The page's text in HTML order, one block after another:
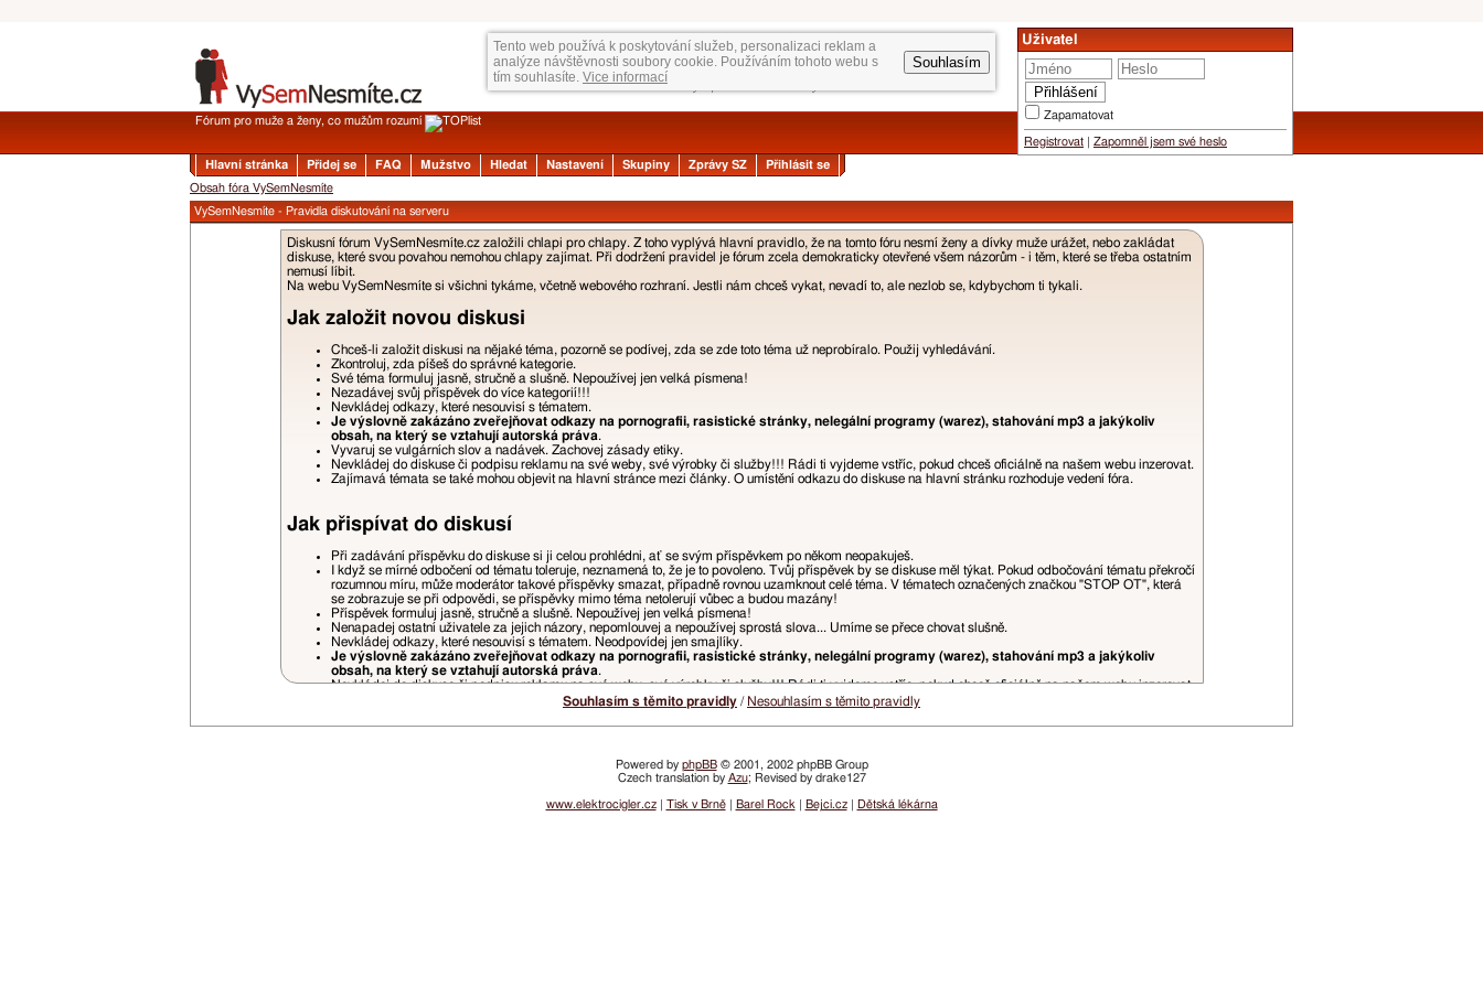
Tento web používá k poskytování služeb, personalizaci reklam a
analýze návštěvnosti soubory cookie. Používáním tohoto webu s
tím souhlasíte. Vice informací
Souhlasím
Uživatel
Zapamatovat
Registrovat Zapomněl jsem své heslo
Fórum pro muže a ženy, co mužům rozumí
Hlavní stránka Přidej se FAQ Mužstvo Hledat Nastavení Skupiny Zprávy SZ
Přihlásit se
Obsah fóra VySemNesmíte
VySemNesmíte - Pravidla diskutování na serveru
Diskusní fórum VySemNesmíte.cz založili chlapi pro chlapy. Z toho vyplývá hlavní pravidlo, že na tomto fóru nesmí ženy a dívky muže urážet, nebo zakládat
diskuse, které svou povahou nemohou chlapy zajímat. Při dodržení pravidel je fórum zcela demokraticky otevřené všem názorům - i těm, které se třeba ostatním
nemusí líbit.
Na webu VySemNesmíte si všichni tykáme, včetně webového rozhraní. Jestli nám chceš vykat, nevadí to, ale nezlob se, kdybychom ti tykali.
Jak založit novou diskusi
Chceš-li založit diskusi na nějaké téma, pozorně se podívej, zda se zde toto téma už neprobíralo. Použij vyhledávání.
Zkontroluj, zda píšeš do správné kategorie.
Své téma formuluj jasně, stručně a slušně. Nepoužívej jen velká písmena!
Nezadávej svůj příspěvek do více kategorií!!!
Nevkládej odkazy, které nesouvisí s tématem.
Je výslovně zakázáno zveřejňovat odkazy na pornografii, rasistické stránky, nelegální programy (warez), stahování mp3 a jakýkoliv
obsah, na který se vztahují autorská práva.
Vyvaruj se vulgárních slov a nadávek. Zachovej zásady etiky.
Nevkládej do diskuse či podpisu reklamu na své weby, své výrobky či služby!!! Rádi ti vyjdeme vstříc, pokud chceš oficiálně na našem webu inzerovat.
Zajímavá témata se také mohou objevit na hlavní stránce mezi články. O umístění odkazu do diskuse na hlavní stránku rozhoduje vedení fóra.
Jak přispívat do diskusí
Při zadávání příspěvku do diskuse si ji celou prohlédni, ať se svým příspěvkem po někom neopakuješ.
I když se mírné odbočení od tématu toleruje, neznamená to, že je to povoleno. Tvůj příspěvek by se diskuse měl týkat. Pokud odbočování tématu překročí
rozumnou míru, může moderátor takové příspěvky smazat, případně rovnou uzamknout celé téma. V tématech označených značkou "STOP OT", která
se zobrazuje se při odpovědi, se příspěvky mimo téma netolerují vůbec a budou mazány!
Příspěvek formuluj jasně, stručně a slušně. Nepoužívej jen velká písmena!
Nenapadej ostatní uživatele za jejich názory, nepomlouvej a nepoužívej sprostá slova... Umíme se přece chovat slušně.
Nevkládej odkazy, které nesouvisí s tématem. Neodpovídej jen smajlíky.
Je výslovně zakázáno zveřejňovat odkazy na pornografii, rasistické stránky, nelegální programy (warez), stahování mp3 a jakýkoliv
obsah, na který se vztahují autorská práva.
Nevkládej do diskuse či podpisu reklamu na své weby, své výrobky či služby!!! Rádi ti vyjdeme vstříc, pokud chceš oficiálně na našem webu inzerovat.
Pokud někoho cituješ (quote), ponech jen tu část původního příspěvku, na kterou reaguješ, odstraň zbytečné citace, obrázky, videa a podobné datově, či
Necituj příspěvky, které jsou přímo nad tvým příspěvkem. Pokud z předchozího příspěvku chceš vypíchnout např. slovní spojení, je to povoleno. Citace
Příspěvky nedodržující pravidela fóra, které ohrožují přehlednost diskusí a řádný chod webu, budou mazány, přesouvány, či editovány moderátory dle jejich
Souhlasím s těmito pravidly / Nesouhlasím s těmito pravidly
Powered by phpBB© 2001, 2002 phpBB Group
Czech translation by Azu; Revised by drake127
www.elektrocigler.cz| Tisk v Brně| Barel Rock Bejci.cz| Dětská lékárna